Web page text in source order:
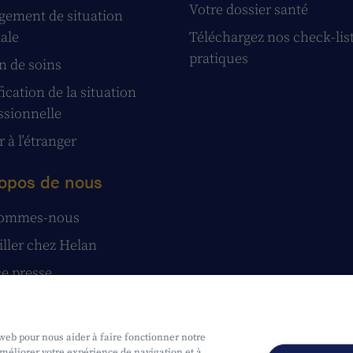
de situation
de soins
de la situation
à l’étranger
de nous
nous
chez Helan
presse
et réclamations
Votre dossier santé
Téléchargez nos check-
pratiques
pour nous aider à faire fonctionner notre